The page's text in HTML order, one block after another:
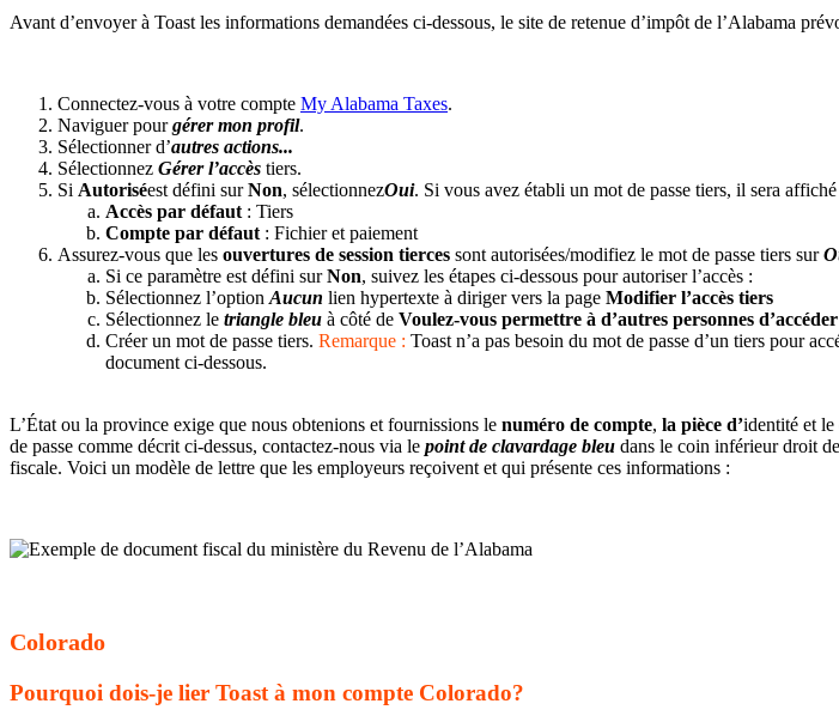
Avant d’envoyer à Toast les informations demandées ci-dessous, le site de retenue d’impôt de l’Alabama
Connectez-vous à votre compte My Alabama Taxes.
Naviguer pourgérer mon profil.
Sélectionner d’autres actions...
Sélectionnez Gérer l’accès tiers.
Si Autoriséest défini surNon, sélectionnezOui. Si vous avez établi un mot de passe tiers, il sera
Accès par défaut : Tiers
Compte par défaut : Fichier et paiement
Assurez-vous que les ouvertures de session tierces sont autorisées/modifiez le mot de passe tiers sur
Si ce paramètre est défini surNon, suivez les étapes ci-dessous pour autoriser l’accès :
Sélectionnez l’option Aucun lien hypertexte à diriger vers la page Modifier l’accès tiers
Sélectionnez le triangle bleu à côté de Voulez-vous permettre à d’autres personnes
Créer un mot de passe tiers. Remarque : Toast n’a pas besoin du mot de passe d’un tiers pour
document ci-dessous.
L’État ou la province exige que nous obtenions et fournissions le numéro de compte, la pièce d’identité et le
de passe comme décrit ci-dessus, contactez-nous via le point de clavardage bleu dans le coin inférieur droit
fiscale. Voici un modèle de lettre que les employeurs reçoivent et qui présente ces informations :
Colorado
Pourquoi dois-je lier Toast à mon compte Colorado?